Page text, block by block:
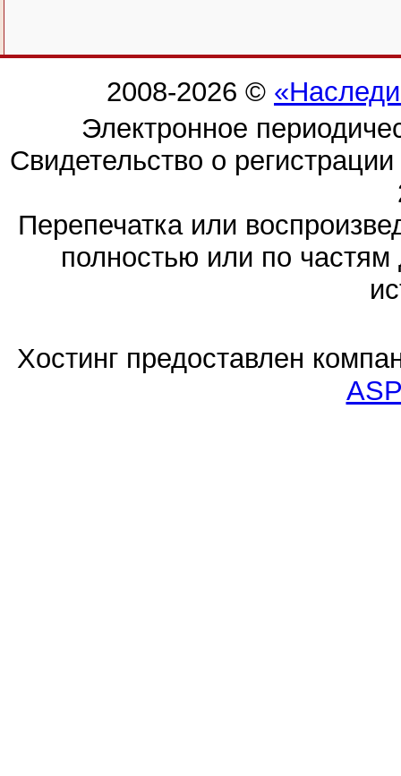
2008-2026 ©
Электронное
Свидетельство о
Перепечатка или
полностью или по частям
Хостинг предоставлен